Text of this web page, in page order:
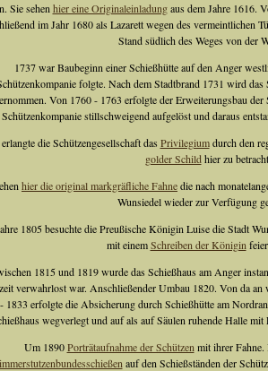
Sie sehen hier eine Originaleinladungaus dem Jahre 1616.
im Jahr 1680 als Lazarett wegen des vermeintlichen
Stand südlich des Weges von der
1737 war Baubeginn einer Schießhütte auf den Anger
folgte. Nach dem Stadtbrand 1731 wird
Von 1760 - 1763 erfolgte der Erweiterungsbau
Schützenkompanie stillschweigend aufgelöst und daraus
die Schützengesellschaft das Privilegiumdurch den
golder Schildhier zu
hier die original markgräfliche Fahnedie nach
Wunsiedel wieder zur Verfügung
1805 besuchte die Preußische Königin Luise die Stadt
mit einemSchreiben der Königin
1815 und 1819 wurde das Schießhaus am Anger
verwahrlost war. Anschließender Umbau 1820. Von da
1833 erfolgte die Absicherung durch Schießhütte am
wegverlegt und auf als auf Säulen ruhende Halle mit
Um 1890Porträtaufnahme der Schützen mit ihrer
auf den Schießständen der